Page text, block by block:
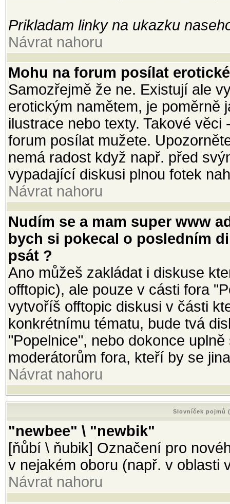
Prikladam linky na ukazku
Návrat nahoru
Mohu na forum posílat
Samozřejmě že ne. Existují ale
erotickým namětem, je poměrně
ilustrace nebo texty. Takové
forum posílat mužete.
nemá radost když např. před
vypadající diskusi plnou fotek
Návrat nahoru
Nudím se a mam super www
bych si pokecal o posledním
psát ?
Ano můžeš zakládat i diskuse
offtopic), ale pouze v cásti fora
vytvoříš offtopic diskusi v části
konkrétnímu tématu, bude tvá
"Popelnice", nebo dokonce
moderátorům fora, kteří by se
Návrat nahoru
Slovníček pojmů
"newbee" \ "newbik"
[ňůbí \ ňubik] Označení pro
v nejakém oboru (např. v oblasti
Návrat nahoru